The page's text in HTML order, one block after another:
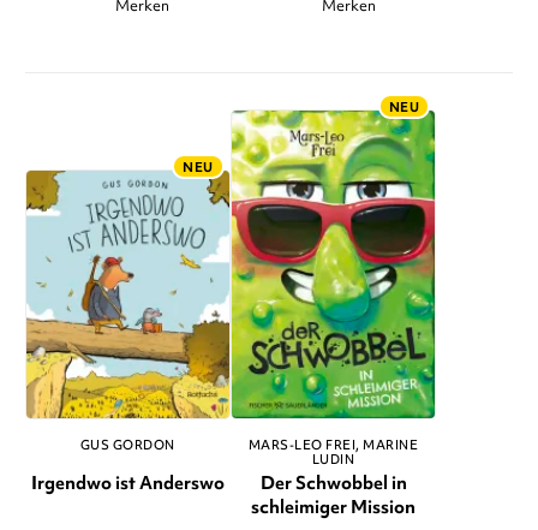
Merken Merken
NEU
GUS GORDON
Irgendwo ist Anderswo
NEU
MARS-LEO FREI MARINE
LUDIN
Der Schwobbel in
schleimiger Mission